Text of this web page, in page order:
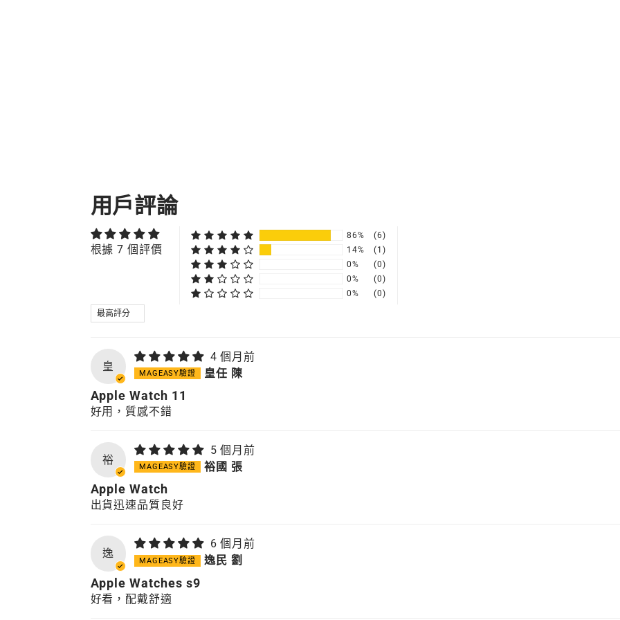
用戶評論
根據 7 個評價
86%
(6)
14%
(1)
0%
(0)
0%
(0)
0%
(0)
SORT BY
皇
4 個月前
皇任 陳
Apple Watch 11
好用，質感不錯
裕
5 個月前
裕國 張
Apple Watch
出貨迅速品質良好
逸
6 個月前
逸民 劉
Apple Watches s9
好看，配戴舒適